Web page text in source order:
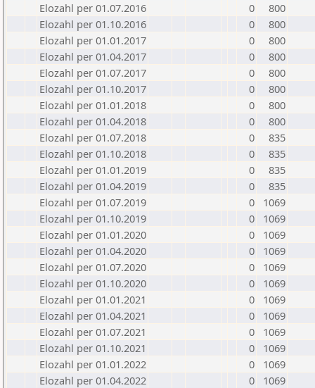
Elozahl per 01.07.2016
0
800
Elozahl per 01.10.2016
0
800
Elozahl per 01.01.2017
0
800
Elozahl per 01.04.2017
0
800
Elozahl per 01.07.2017
0
800
Elozahl per 01.10.2017
0
800
Elozahl per 01.01.2018
0
800
Elozahl per 01.04.2018
0
800
Elozahl per 01.07.2018
0
835
Elozahl per 01.10.2018
0
835
Elozahl per 01.01.2019
0
835
Elozahl per 01.04.2019
0
835
Elozahl per 01.07.2019
0
1069
Elozahl per 01.10.2019
0
1069
Elozahl per 01.01.2020
0
1069
Elozahl per 01.04.2020
0
1069
Elozahl per 01.07.2020
0
1069
Elozahl per 01.10.2020
0
1069
Elozahl per 01.01.2021
0
1069
Elozahl per 01.04.2021
0
1069
Elozahl per 01.07.2021
0
1069
Elozahl per 01.10.2021
0
1069
Elozahl per 01.01.2022
0
1069
Elozahl per 01.04.2022
0
1069